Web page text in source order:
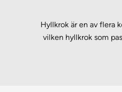
Hyllkrok är en av flera
vilken hyllkrok som